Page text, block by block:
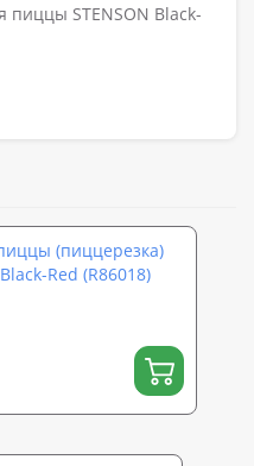
пиццы STENSON Black-
(пиццерезка)
Red (R86018)